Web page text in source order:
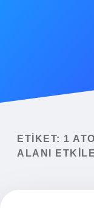
Yasal Uyarı
ETIKET: 1
ALANI